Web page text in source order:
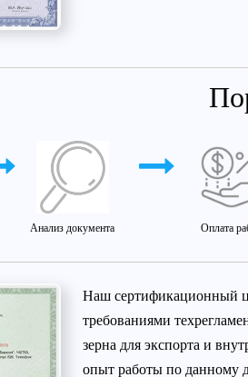
Анализ документа Оплата
Наш сертификационный
требованиями
зерна для экспорта и
опыт работы по данному